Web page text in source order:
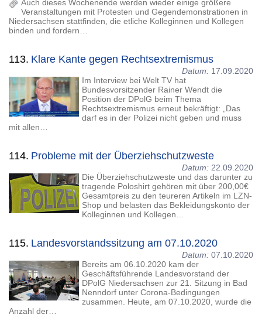
Auch dieses Wochenende werden wieder einige größere
Veranstaltungen mit Protesten und Gegendemonstrationen in
Niedersachsen stattfinden, die etliche Kolleginnen und Kollegen
binden und fordern…
113. Klare Kante gegen Rechtsextremismus
Datum: 17.09.2020
Im Interview bei Welt TV hat
Bundesvorsitzender Rainer Wendt die
Position der DPolG beim Thema
Rechtsextremismus erneut bekräftigt: „Das
darf es in der Polizei nicht geben und muss
mit allen…
114. Probleme mit der Überziehschutzweste
Datum: 22.09.2020
Die Überziehschutzweste und das darunter zu
tragende Poloshirt gehören mit über 200,00€
Gesamtpreis zu den teureren Artikeln im LZN-
Shop und belasten das Bekleidungskonto der
Kolleginnen und Kollegen…
115. Landesvorstandssitzung am 07.10.2020
Datum: 07.10.2020
Bereits am 06.10.2020 kam der
Geschäftsführende Landesvorstand der
DPolG Niedersachsen zur 21. Sitzung in Bad
Nenndorf unter Corona-Bedingungen
zusammen. Heute, am 07.10.2020, wurde die
Anzahl der…